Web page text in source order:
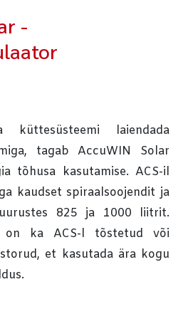
-
laiendada
tagab AccuWIN Solar
tõhusa kasutamise. ACS-il
kaudset spiraalsoojendit ja
825 ja 1000 liitrit.
on ka ACS-l tõstetud või
et kasutada ära kogu